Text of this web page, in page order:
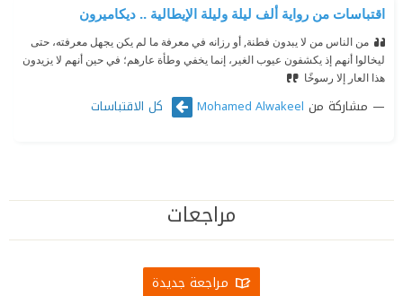
اقتباسات من رواية ألف ليلة وليلة الإيطالية .. ديكاميرون
من الناس من لا يبدون فطنة, أو رزانه في معرفة ما لم يكن يجهل معرفته، حتى
ليخالوا أنهم إذ يكشفون عيوب الغير، إنما يخفي وطأة عارهم؛ في حين أنهم لا يزيدون
هذا العار إلا رسوخًا
مشاركة من Mohamed Alwakeel كل الاقتباسات
مراجعات
مراجعة جديدة